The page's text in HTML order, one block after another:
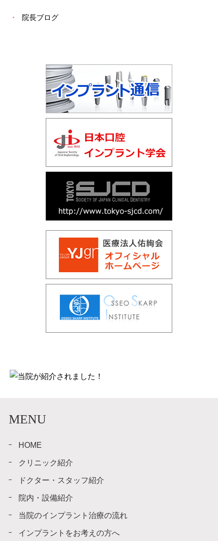
院長ブログ
MENU
HOME
クリニック紹介
ドクター・スタッフ紹介
院内・設備紹介
当院のインプラント治療の流れ
インプラントをお考えの方へ